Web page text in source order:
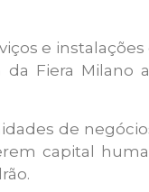
e
Fiera Milano
de
capital